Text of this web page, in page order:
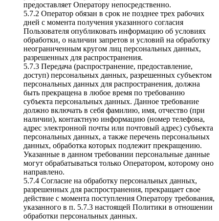
предоставляет Оператору непосредственно.
5.7.2 Оператор обязан в срок не позднее трех рабочих
дней с момента получения указанного согласия
Пользователя опубликовать информацию об условиях
обработки, о наличии запретов и условий на обработку
неограниченным кругом лиц персональных данных,
разрешенных для распространения.
5.7.3 Передача (распространение, предоставление,
доступ) персональных данных, разрешенных субъектом
персональных данных для распространения, должна
быть прекращена в любое время по требованию
субъекта персональных данных. Данное требование
должно включать в себя фамилию, имя, отчество (при
наличии), контактную информацию (номер телефона,
адрес электронной почты или почтовый адрес) субъекта
персональных данных, а также перечень персональных
данных, обработка которых подлежит прекращению.
Указанные в данном требовании персональные данные
могут обрабатываться только Оператором, которому оно
направлено.
5.7.4 Согласие на обработку персональных данных,
разрешенных для распространения, прекращает свое
действие с момента поступления Оператору требования,
указанного в п. 5.7.3 настоящей Политики в отношении
обработки персональных данных.